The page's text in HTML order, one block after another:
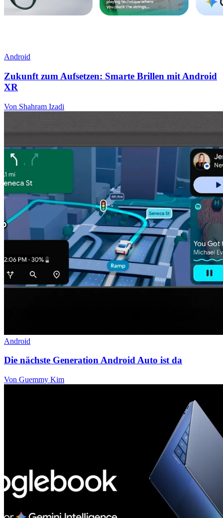
Android
Zukunft zum Aufsetzen: Smarte Brillen mit Android
XR
Von Shahram Izadi
Android
Die nächste Generation Android Auto ist da
Von Guemmy Kim